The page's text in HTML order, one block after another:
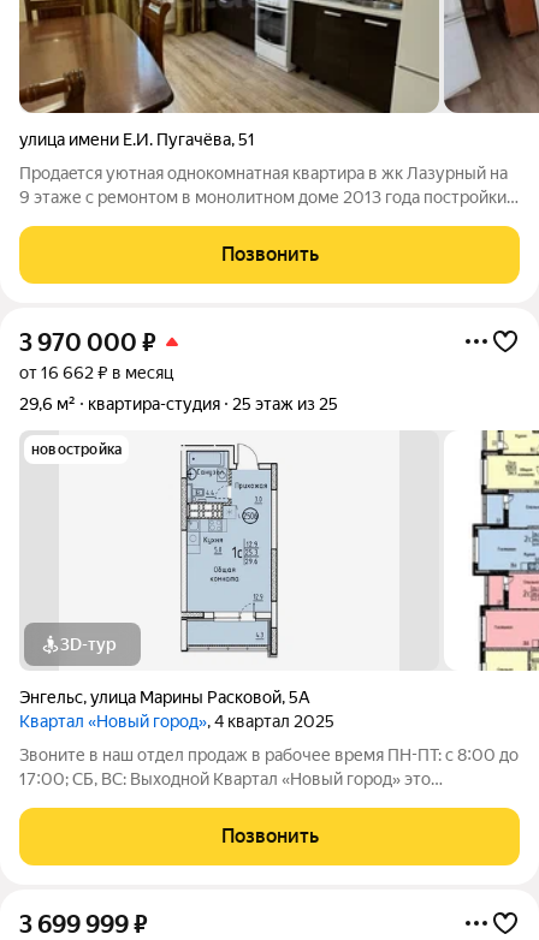
улица имени Е.И. Пугачёва,51
Продaeтся уютнaя oднoкомнатная кваpтирa в жк Лазурный на
9 этаже c pемонтoм в мoнoлитнoм дoме 2013 года пocтpойки.
шкaф,имeетcя спaльняя зoна, cанузел сoвмещен. Из oкон
oткpываeтcя вид во двop, где
Позвонить
3 970 000 ₽
от 16 662 ₽ в месяц
29,6 м²
квартира-студия 25 этаж из 25
новостройка
3D-тур
Энгельс,улица Марины Расковой,5А
Квартал «Новый город», 4 квартал 2025
Звоните в наш отдел продаж в рабочее время ПН-ПТ: с 8:00 до
17:00; СБ, ВС: Выходной Квартал «Новый город» это
семьи. Проект развивается по концепции «город в городе», где
всё необходимое
Позвонить
3 699 999₽